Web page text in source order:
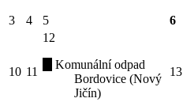
3 4 5 6
10 11
12
Komunální odpad
Bordovice (Nový
Jičín)
13